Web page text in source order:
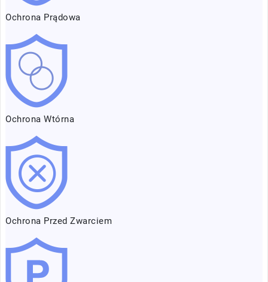
Ochrona Prądowa
Ochrona Wtórna
Ochrona Przed Zwarciem